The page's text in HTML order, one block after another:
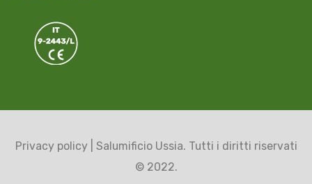
Privacy policy| Salumificio Ussia. Tutti i diritti riservati
© 2022.